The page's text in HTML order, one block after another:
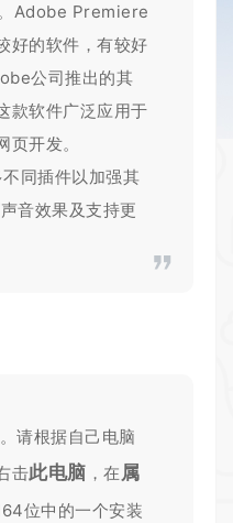
Adobe Premiere
好的软件，有较好
公司推出的其
款软件广泛应用于
开发。
同插件以加强其
音效果及支持更
请根据自己电脑
击此电脑 ，在属
位中的一个安装